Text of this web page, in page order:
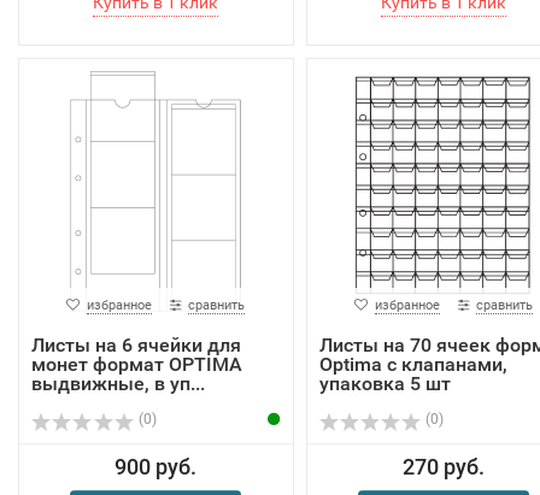
избранное сравнить
Листы на 6 ячейки для
монет формат OPTIMA
выдвижные, в уп...
(0)
900 руб.
избранное сравнить
Листы на 70 ячеек
Optima с клапанами,
упаковка 5 шт
(0)
270 руб.